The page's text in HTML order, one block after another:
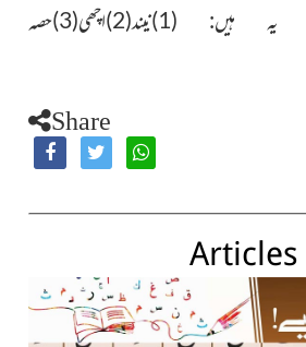
Share
Articles